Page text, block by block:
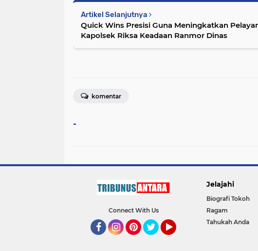
Artikel Selanjutnya
Quick Wins Presisi Guna Meningkatkan
Kapolsek Riksa Keadaan Ranmor Dinas
komentar
-
Connect With Us
Jelajahi
Biografi Tokoh
Ragam
Tahukah Anda